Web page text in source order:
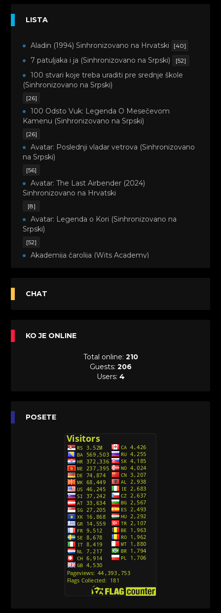
LISTA
Aladin (1994) Sinhronizovano na Hrvatski [40]
7 patuljaka i ja (Sinhronizovano na Srpski) [52]
100 stvari koje treba uraditi pre srednje škole
(Sinhronizovano na Srpski)
[26]
100 Odsto Vuk: Legenda O Mesečevom
Kamenu (Sinhronizovano na Srpski)
[26]
Avatar: Poslednji vladar vetrova (Sinhronizovano
na Srpski)
[56]
Avatar: The Last Airbender (2024)
Sinhronizovano na Hrvatski
[8]
Avatar: Legenda o Kori (Sinhronizovano na
Srpski)
[52]
Akademija čarolija (Wits Academy)
Avanture Maje i Marka (Sinhronizovano na
Sinhronizovano na Srpski
A.T.O.M. (Alpha Teens On Machines)
Sinhronizovano na Hrvatski
Anatane: Saving the Children of Okura
Avanture Kida Opasnost (Sinhronizovano na
Action Man (Sinhronizovano na Hrvatski)
Action Man (2000) Sinhronizovano na Hrvatski
Andjeoski Prijatelji (Sinhronizovano na Srpski)
Ajkuca (Sharkdog) Sinhronizovano na Srpski
Alvin i veverice (Alvinnn!!! And the Chipmunks)
Sinhronizovano na Srpski
CHAT
KO JE ONLINE
Total online: 210
Guests: 206
Users: 4
POSETE